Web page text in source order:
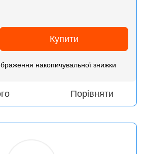
Купити
накопичувальної знижки
Порівняти